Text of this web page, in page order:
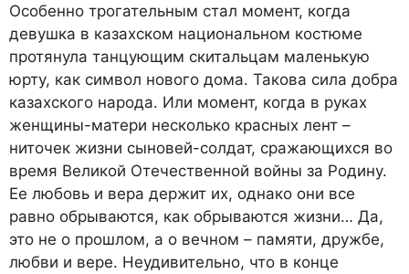
Особенно трогательным стал момент, когда
девушка в казахском национальном костюме
протянула танцующим скитальцам маленькую
юрту, как символ нового дома. Такова сила добра
казахского народа. Или момент, когда в руках
женщины-матери несколько красных лент –
ниточек жизни сыновей-солдат, сражающихся во
время Великой Отечественной войны за Родину.
Ее любовь и вера держит их, однако они все
равно обрываются, как обрываются жизни… Да,
это не о прошлом, а о вечном – памяти, дружбе,
любви и вере. Неудивительно, что в конце